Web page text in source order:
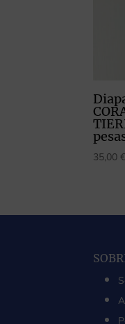
35,00 €